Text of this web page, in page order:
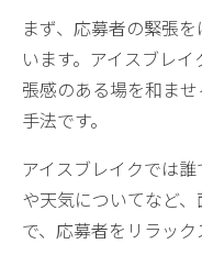
まず、応募者の緊張
います。アイスブレ
張感のある場を和ま
手法です。
アイスブレイクでは
や天気についてなど
で、応募者をリラック